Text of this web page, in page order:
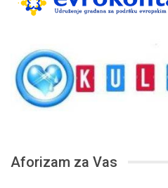
Aforizam za Vas